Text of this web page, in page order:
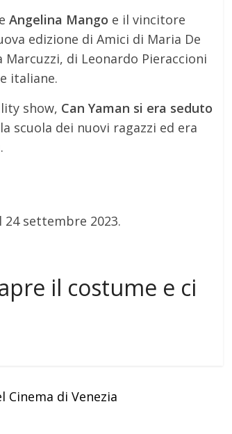
Angelina Mango e il vincitore
edizione di Amici di Maria De
di Leonardo Pieraccioni
italiane.
show, Can Yaman si era seduto
scuola dei nuovi ragazzi ed era
settembre 2023.
il costume e ci
Cinema di Venezia